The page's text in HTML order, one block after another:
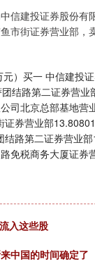
信建投证券股份
市街证券营业部，
）买一 中信建投
结路第二证券营
司北京总部基地
券营业部
路第二证券营业
免税商务大厦证券
入这些股
中国的时间确定了